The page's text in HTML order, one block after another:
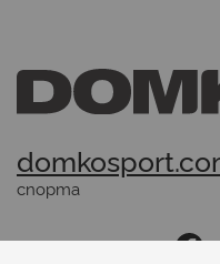
спорта
Последвайте ни: